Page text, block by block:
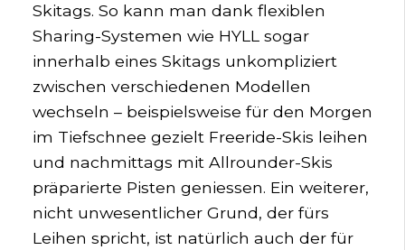
Skitags. So kann man dank flexiblen
Sharing-Systemen wie HYLL sogar
innerhalb eines Skitags unkompliziert
zwischen verschiedenen Modellen
wechseln – beispielsweise für den Morgen
im Tiefschnee gezielt Freeride-Skis leihen
und nachmittags mit Allrounder-Skis
präparierte Pisten geniessen. Ein weiterer,
nicht unwesentlicher Grund, der fürs
Leihen spricht, ist natürlich auch der für